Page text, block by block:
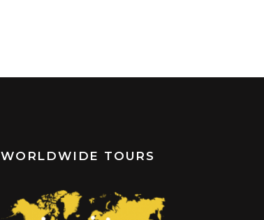
WORLDWIDE TOURS